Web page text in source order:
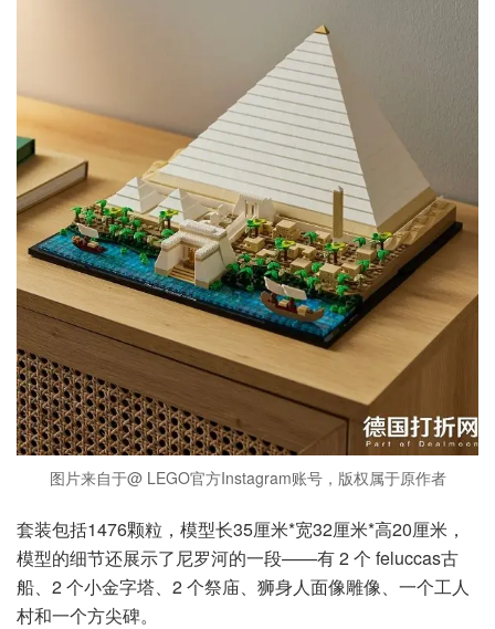
图片来自于@ LEGO官方Instagram账号，版权属于原作者
套装包括1476颗粒，模型长35厘米*宽32厘米*高20厘米，
模型的细节还展示了尼罗河的一段——有 2 个 feluccas古
船、2 个小金字塔、2 个祭庙、狮身人面像雕像、一个工人
村和一个方尖碑。